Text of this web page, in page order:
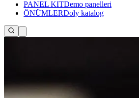
PANEL KITDemo panelleri
ÖNÜMLERDoly katalog